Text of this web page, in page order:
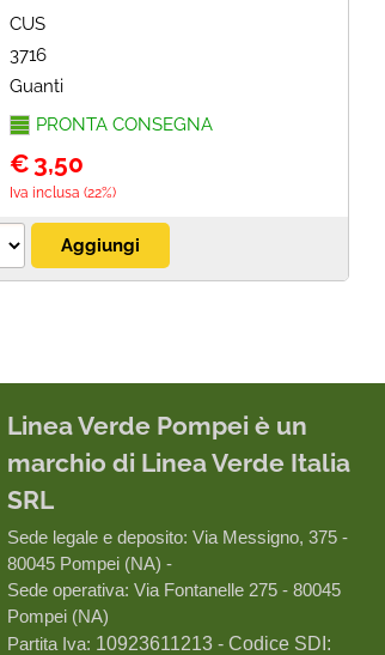
CUS
3716
Guanti
PRONTA CONSEGNA
€ 3,50
Iva inclusa (22%)
Linea Verde Pompei è un
marchio di Linea Verde Italia
SRL
Sede legale e deposito: Via Messigno, 375 -
80045 Pompei (NA) -
Sede operativa: Via Fontanelle 275 - 80045
Pompei (NA)
Partita Iva: 10923611213 - Codice SDI: